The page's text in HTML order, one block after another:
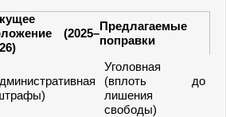
(2025–
Предлагаемые
поправки
Уголовная
(вплоть до
лишения
свободы)